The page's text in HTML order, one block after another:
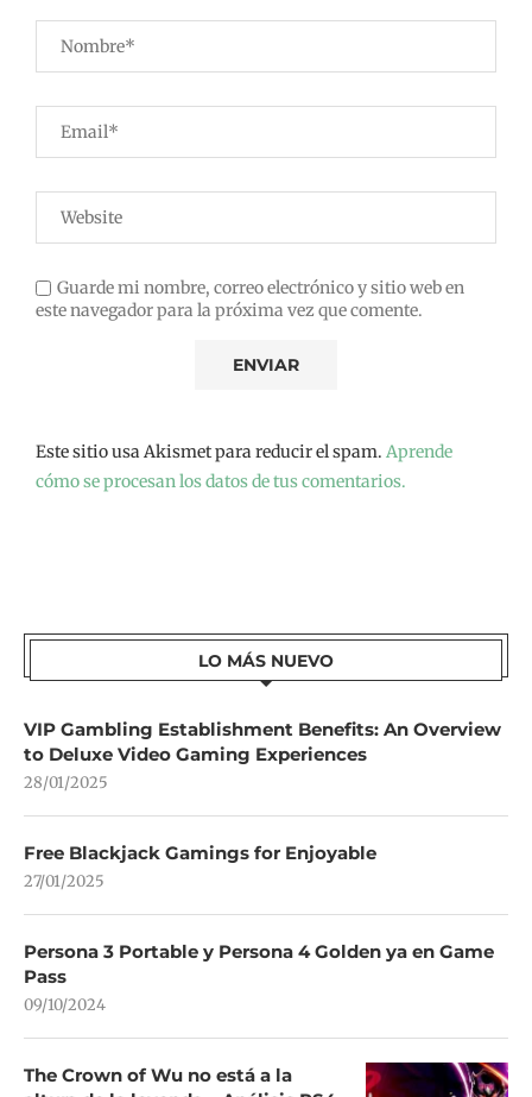
Guarde mi nombre, correo electrónico y sitio web en
este navegador para la próxima vez que comente.
Este sitio usa Akismet para reducir el spam. Aprende
cómo se procesan los datos de tus comentarios.
LO MÁS NUEVO
VIP Gambling Establishment Benefits: An Overview
to Deluxe Video Gaming Experiences
28/01/2025
Free Blackjack Gamings for Enjoyable
27/01/2025
Persona 3 Portable y Persona 4 Golden ya en Game
Pass
09/10/2024
The Crown of Wu no está a la